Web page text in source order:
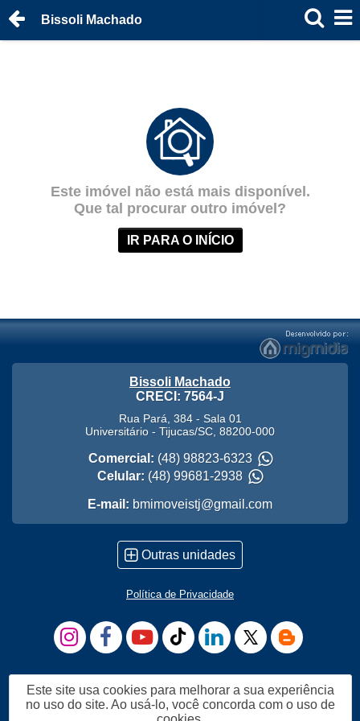
Bissoli Machado
Este imóvel não está mais disponível.
Que tal procurar outro imóvel?
IR PARA O INÍCIO
Bissoli Machado
CRECI: 7564-J
Rua Pará, 384 - Sala 01
Universitário - Tijucas/SC 88200-000
Comercial: (48) 98823-6323
Celular: (48) 99681-2938
E-mail: bmimoveistj@gmail.com
Outras unidades
Política de Privacidade
Este site usa cookies para melhorar a sua experiência
no uso do site. Ao usá-lo, você concorda com o uso de